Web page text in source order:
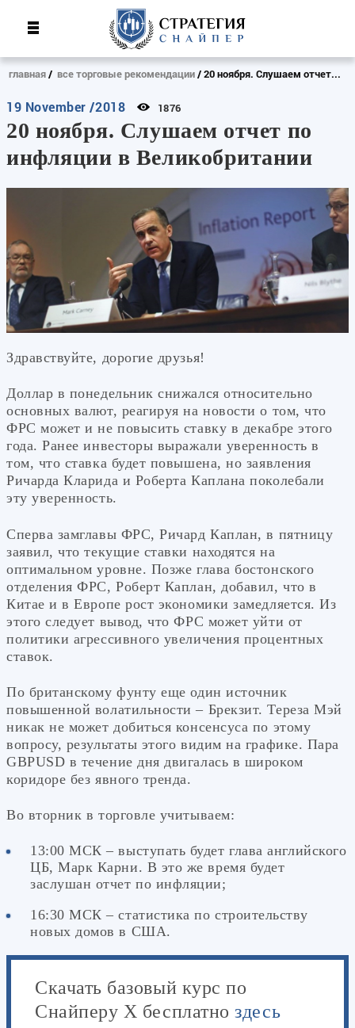
главная все торговые рекомендации 20 ноября. Слушаем отчет...
19 November /2018 1876
20 ноября. Слушаем отчет по
инфляции в Великобритании
Здравствуйте, дорогие друзья!
Доллар в понедельник снижался относительно
основных валют, реагируя на новости о том, что
ФРС может и не повысить ставку в декабре этого
года. Ранее инвесторы выражали уверенность в
том, что ставка будет повышена, но заявления
Ричарда Кларида и Роберта Каплана поколебали
эту уверенность.
Сперва замглавы ФРС, Ричард Каплан, в пятницу
заявил, что текущие ставки находятся на
оптимальном уровне. Позже глава бостонского
отделения ФРС, Роберт Каплан, добавил, что в
Китае и в Европе рост экономики замедляется. Из
этого следует вывод, что ФРС может уйти от
политики агрессивного увеличения процентных
ставок.
По британскому фунту еще один источник
повышенной волатильности – Брекзит. Тереза Мэй
никак не может добиться консенсуса по этому
вопросу, результаты этого видим на графике. Пара
GBPUSD в течение дня двигалась в широком
коридоре без явного тренда.
Во вторник в торговле учитываем:
13:00 МСК – выступать будет глава английского
ЦБ, Марк Карни. В это же время будет
заслушан отчет по инфляции;
16:30 МСК – статистика по строительству
новых домов в США.
Скачать базовый курс по
Снайперу Х бесплатноздесь